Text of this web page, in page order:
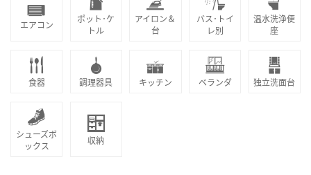
エアコン
ポット･ケ
トル
アイロン＆
台
バス･トイ
レ別
温水洗浄便
座
食器 調理器具 キッチン ベランダ 独立洗面台
シューズボ
ックス
収納